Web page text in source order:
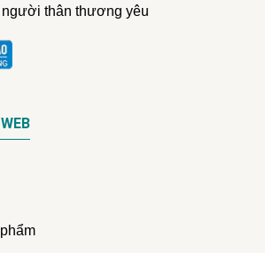
người thân thương yêu